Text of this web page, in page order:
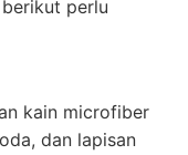
perlu
kain microfiber
dan lapisan